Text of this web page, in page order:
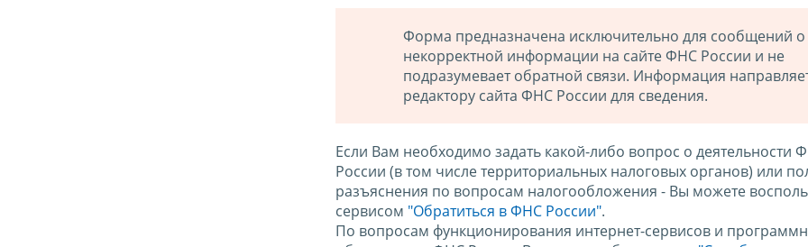
Форма предназначена исключительно для сообщений о
некорректной информации на сайте ФНС России и не
подразумевает обратной связи. Информация
редактору сайта ФНС России для сведения.
Если Вам необходимо задать какой-либо вопрос о деятельности
России (в том числе территориальных налоговых органов) или
разъяснения по вопросам налогообложения - Вы можете
сервисом "Обратиться в ФНС России".
По вопросам функционирования интернет-сервисов и